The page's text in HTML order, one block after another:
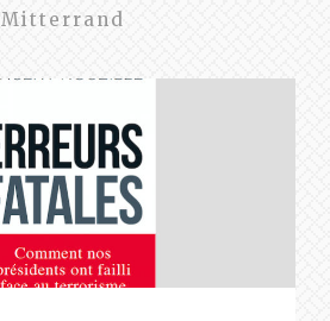
Mitterrand